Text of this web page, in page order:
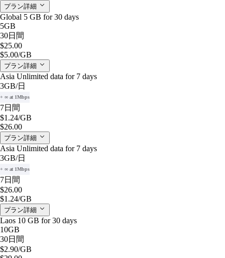
プラン詳細
Global 5 GB for 30 days
5GB
30日間
$25.00
$5.00/GB
プラン詳細
Asia Unlimited data for 7 days
3GB/日
+ ∞ at 1Mbps
7日間
$1.24/GB
$26.00
プラン詳細
Asia Unlimited data for 7 days
3GB/日
+ ∞ at 1Mbps
7日間
$26.00
$1.24/GB
プラン詳細
Laos 10 GB for 30 days
10GB
30日間
$2.90/GB